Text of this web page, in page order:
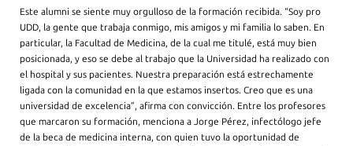
Este alumni se siente muy orgulloso de la formación recibida. “Soy pro
UDD, la gente que trabaja conmigo, mis amigos y mi familia lo saben. En
particular, la Facultad de Medicina, de la cual me titulé, está muy bien
posicionada, y eso se debe al trabajo que la Universidad ha realizado con
el hospital y sus pacientes. Nuestra preparación está estrechamente
ligada con la comunidad en la que estamos insertos. Creo que es una
universidad de excelencia”, afirma con convicción. Entre los profesores
que marcaron su formación, menciona a Jorge Pérez, infectólogo jefe
de la beca de medicina interna, con quien tuvo la oportunidad de